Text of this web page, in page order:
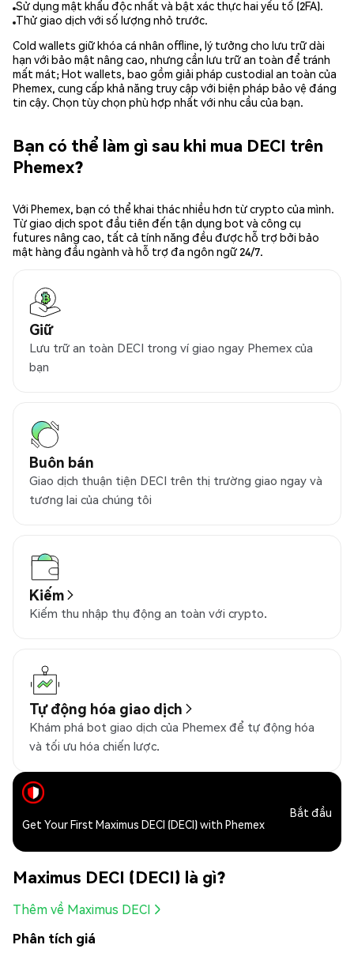
Sử dụng mật khẩu độc nhất và bật xác thực hai yếu tố (2FA).
Thử giao dịch với số lượng nhỏ trước.
Cold wallets giữ khóa cá nhân offline, lý tưởng cho lưu trữ dài
hạn với bảo mật nâng cao, nhưng cần lưu trữ an toàn để tránh
mất mát; Hot wallets, bao gồm giải pháp custodial an toàn của
Phemex, cung cấp khả năng truy cập với biện pháp bảo vệ đáng
tin cậy. Chọn tùy chọn phù hợp nhất với nhu cầu của bạn.
Bạn có thể làm gì sau khi mua DECI trên
Phemex?
Với Phemex, bạn có thể khai thác nhiều hơn từ crypto của mình.
Từ giao dịch spot đầu tiên đến tận dụng bot và công cụ
futures nâng cao, tất cả tính năng đều được hỗ trợ bởi bảo
mật hàng đầu ngành và hỗ trợ đa ngôn ngữ 24/7.
Giữ
Lưu trữ an toàn DECI trong ví giao ngay Phemex của
bạn
Buôn bán
Giao dịch thuận tiện DECI trên thị trường giao ngay và
tương lai của chúng tôi
Kiếm
Kiếm thu nhập thụ động an toàn với crypto.
Tự động hóa giao dịch
Khám phá bot giao dịch của Phemex để tự động hóa
và tối ưu hóa chiến lược.
Get Your First Maximus DECI (DECI) with Phemex
Bắt đầu
Maximus DECI (DECI) là gì?
Thêm về Maximus DECI
Phân tích giá